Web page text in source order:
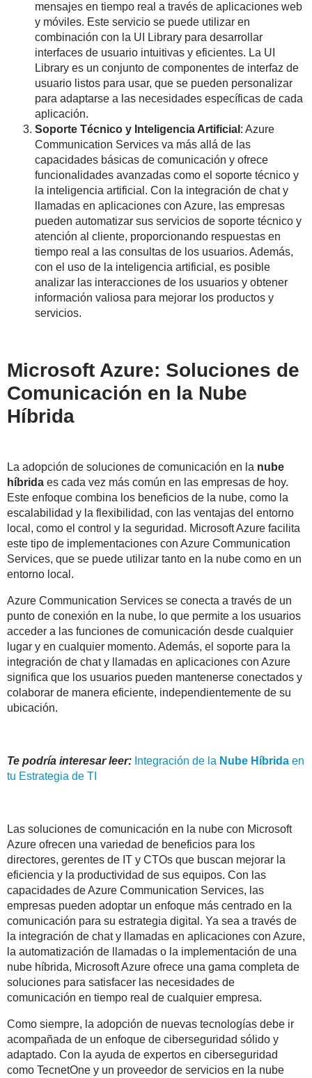
mensajes en tiempo real a través de aplicaciones web
y móviles. Este servicio se puede utilizar en
combinación con la UI Library para desarrollar
interfaces de usuario intuitivas y eficientes. La UI
Library es un conjunto de componentes de interfaz de
usuario listos para usar, que se pueden personalizar
para adaptarse a las necesidades específicas de cada
aplicación.
Soporte Técnico y Inteligencia Artificial : Azure
Communication Services va más allá de las
capacidades básicas de comunicación y ofrece
funcionalidades avanzadas como el soporte técnico y
la inteligencia artificial. Con la integración de chat y
llamadas en aplicaciones con Azure, las empresas
pueden automatizar sus servicios de soporte técnico y
atención al cliente, proporcionando respuestas en
tiempo real a las consultas de los usuarios. Además,
con el uso de la inteligencia artificial, es posible
analizar las interacciones de los usuarios y obtener
información valiosa para mejorar los productos y
servicios.
Microsoft Azure: Soluciones de
Comunicación en la Nube
Híbrida
La adopción de soluciones de comunicación en la nube
híbrida es cada vez más común en las empresas de hoy.
Este enfoque combina los beneficios de la nube, como la
escalabilidad y la flexibilidad, con las ventajas del entorno
local, como el control y la seguridad. Microsoft Azure facilita
este tipo de implementaciones con Azure Communication
Services, que se puede utilizar tanto en la nube como en un
entorno local.
Azure Communication Services se conecta a través de un
punto de conexión en la nube, lo que permite a los usuarios
acceder a las funciones de comunicación desde cualquier
lugar y en cualquier momento. Además, el soporte para la
integración de chat y llamadas en aplicaciones con Azure
significa que los usuarios pueden mantenerse conectados y
colaborar de manera eficiente, independientemente de su
ubicación.
Te podría interesar leer: Integración de la Nube Híbrida en
tu Estrategia de TI
Las soluciones de comunicación en la nube con Microsoft
Azure ofrecen una variedad de beneficios para los
directores, gerentes de IT y CTOs que buscan mejorar la
eficiencia y la productividad de sus equipos. Con las
capacidades de Azure Communication Services, las
empresas pueden adoptar un enfoque más centrado en la
comunicación para su estrategia digital. Ya sea a través de
la integración de chat y llamadas en aplicaciones con Azure,
la automatización de llamadas o la implementación de una
nube híbrida, Microsoft Azure ofrece una gama completa de
soluciones para satisfacer las necesidades de
comunicación en tiempo real de cualquier empresa.
Como siempre, la adopción de nuevas tecnologías debe ir
acompañada de un enfoque de ciberseguridad sólido y
adaptado. Con la ayuda de expertos en ciberseguridad
como TecnetOne y un proveedor de servicios en la nube